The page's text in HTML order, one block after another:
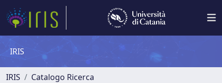
IRIS
IRIS
Catalogo Ricerca